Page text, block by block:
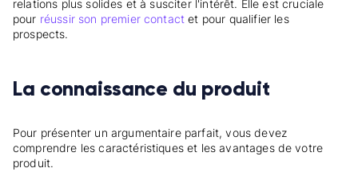
relations plus solides et à susciter l'intérêt. Elle est cruciale
pour réussir son premier contact et pour qualifier les
prospects.
La connaissance du produit
Pour présenter un argumentaire parfait, vous devez
comprendre les caractéristiques et les avantages de votre
produit.